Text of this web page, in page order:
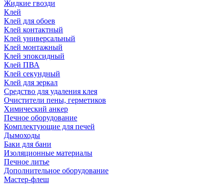
Жидкие гвозди
Клей
Клей для обоев
Клей контактный
Клей универсальный
Клей монтажный
Клей эпоксидный
Клей ПВА
Клей секундный
Клей для зеркал
Средство для удаления клея
Очистители пены, герметиков
Химический анкер
Печное оборудование
Комплектующие для печей
Дымоходы
Баки для бани
Изоляционные материалы
Печное литье
Дополнительное оборудование
Мастер-флеш